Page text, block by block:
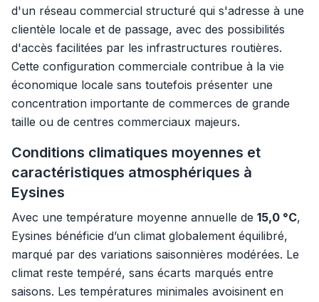
d'un réseau commercial structuré qui s'adresse à une
clientèle locale et de passage, avec des possibilités
d'accès facilitées par les infrastructures routières.
Cette configuration commerciale contribue à la vie
économique locale sans toutefois présenter une
concentration importante de commerces de grande
taille ou de centres commerciaux majeurs.
Conditions climatiques moyennes et
caractéristiques atmosphériques à
Eysines
Avec une température moyenne annuelle de 15,0 °C,
Eysines bénéficie d’un climat globalement équilibré,
marqué par des variations saisonnières modérées. Le
climat reste tempéré, sans écarts marqués entre
saisons. Les températures minimales avoisinent en